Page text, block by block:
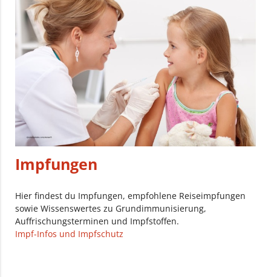
Impfungen
Hier findest du Impfungen, empfohlene Reiseimpfungen
sowie Wissenswertes zu Grundimmunisierung,
Auffrischungsterminen und Impfstoffen.
Impf-Infos und Impfschutz